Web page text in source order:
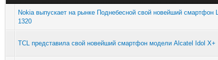
Nokia выпускает на рынке Поднебесной свой новейший смартфон
1320
TCL представила свой новейший смартфон модели Alcatel Idol X+